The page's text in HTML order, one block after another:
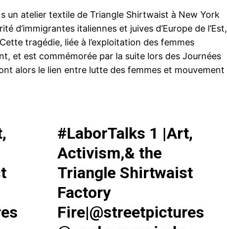
un atelier textile de Triangle Shirtwaist à New York
d’immigrantes italiennes et juives d’Europe de l’Est,
tragédie, liée à l’exploitation des femmes
et est commémorée par la suite lors des Journées
alors le lien entre lutte des femmes et mouvement
#LaborTalks 1 |Art,
Activism,& the
Triangle Shirtwaist
Factory
Fire|@streetpictures